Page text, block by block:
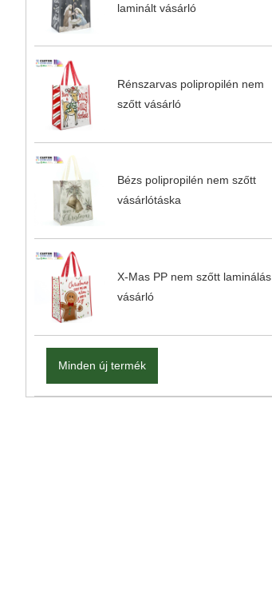
laminált vásárló
Rénszarvas polipropilén nem
szőtt vásárló
Bézs polipropilén nem szőtt
vásárlótáska
X-Mas PP nem szőtt laminálás
vásárló
Minden új termék